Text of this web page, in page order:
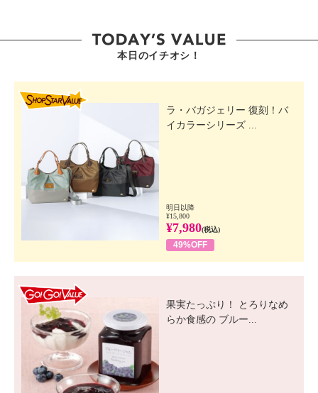
本日のイチオシ！
ラ・バガジェリー 復刻！バ
イカラーシリーズ ...
明日以降
¥15,800
¥7,980(税込)
49%OFF
果実たっぷり！ とろりなめ
らか食感の ブルー...